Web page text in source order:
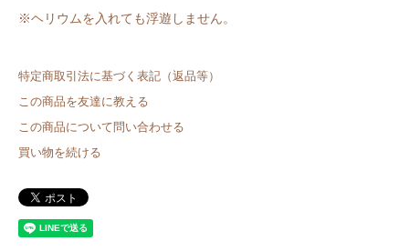
※ヘリウムを入れても浮遊しません。
特定商取引法に基づく表記（返品等）
この商品を友達に教える
この商品について問い合わせる
買い物を続ける